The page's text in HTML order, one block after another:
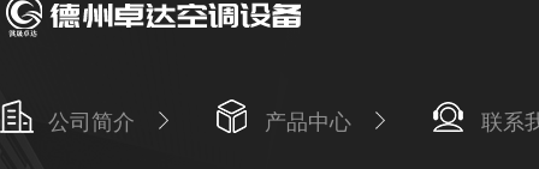
公司简介 产品中心 联系